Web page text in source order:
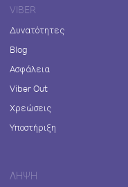
VIBER
Δυνατότητες
Blog
Ασφάλεια
Viber Out
Χρεώσεις
Υποστήριξη
ΛΉΨΗ